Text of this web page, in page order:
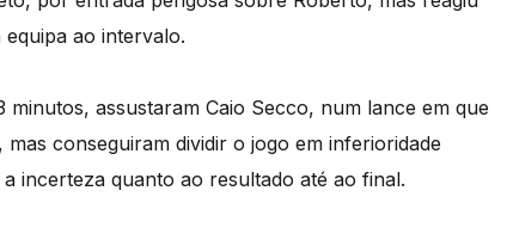
ao intervalo.
assustaram Caio Secco, num lance em que
conseguiram dividir o jogo em inferioridade
incerteza quanto ao resultado até ao final.